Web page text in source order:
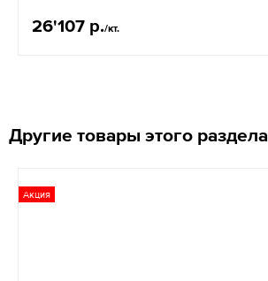
26'107 р./кт.
Другие товары этого раздела
Акция